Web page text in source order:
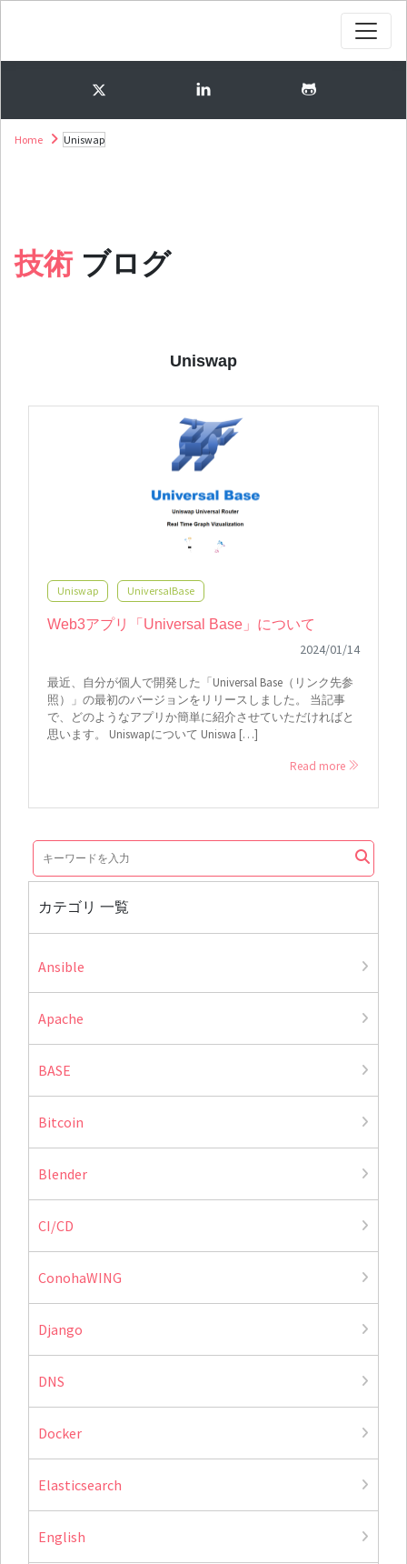
Home Uniswap
技術 ブログ
Uniswap
Uniswap UniversalBase
Web3アプリ「Universal Base」について
2024/01/14
最近、自分が個人で開発した「Universal Base（リンク先参
照）」の最初のバージョンをリリースしました。 当記事
で、どのようなアプリか簡単に紹介させていただければと
思います。 Uniswapについて Uniswa […]
Read more
カテゴリ 一覧
Ansible
Apache
BASE
Bitcoin
Blender
CI/CD
ConohaWING
Django
DNS
Docker
Elasticsearch
English